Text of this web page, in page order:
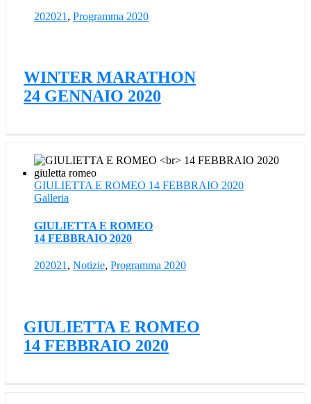
202021 , Programma 2020
WINTER MARATHON
24 GENNAIO 2020
GIULIETTA E ROMEO 14 FEBBRAIO 2020
Galleria
GIULIETTA E ROMEO
14 FEBBRAIO 2020
202021 , Notizie, Programma 2020
GIULIETTA E ROMEO
14 FEBBRAIO 2020